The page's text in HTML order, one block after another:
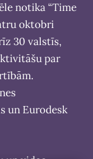
notika “Time
oktobri
30 valstīs,
par
un Eurodesk